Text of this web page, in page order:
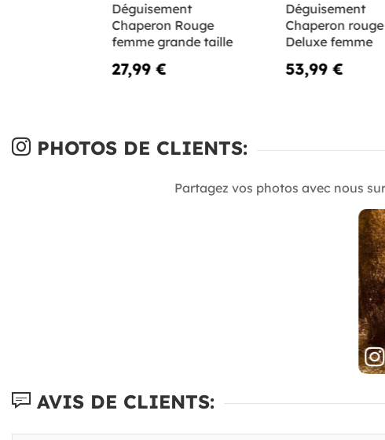
Déguisement
Chaperon Rouge
femme grande taille
27,99 €
Déguisement
Chaperon rouge
Deluxe femme
53,99 €
PHOTOS DE CLIENTS:
Partagez vos photos avec nous sur
AVIS DE CLIENTS: